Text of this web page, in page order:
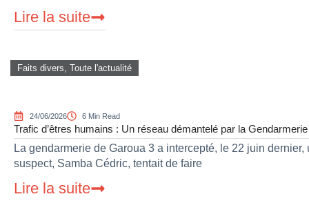
Lire la suite
Faits divers Toute l'actualité
24/06/2026 6 Min Read
Trafic d’êtres humains : Un réseau démantelé par la
La gendarmerie de Garoua 3 a intercepté, le 22 juin
suspect, Samba Cédric, tentait de faire
Lire la suite